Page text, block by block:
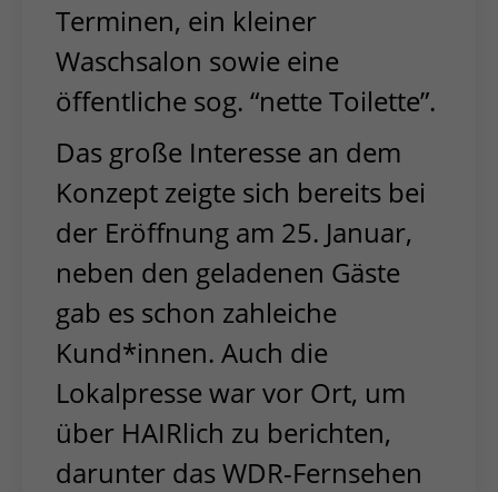
Terminen, ein kleiner
Waschsalon sowie eine
öffentliche sog. “nette Toilette”.
Das große Interesse an dem
Konzept zeigte sich bereits bei
der Eröffnung am 25. Januar,
neben den geladenen Gäste
gab es schon zahleiche
Kund*innen. Auch die
Lokalpresse war vor Ort, um
über HAIRlich zu berichten,
darunter das WDR-Fernsehen